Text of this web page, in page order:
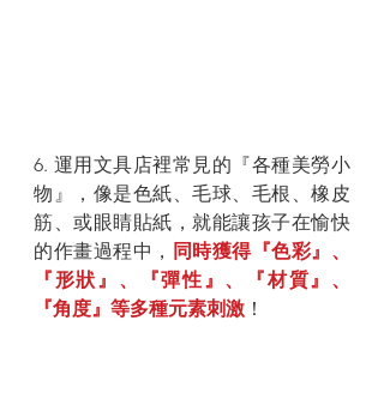
6. 運用文具店裡常見的『各種美勞小
物』，像是色紙、毛球、毛根、橡皮
筋、或眼睛貼紙，就能讓孩子在愉快
的作畫過程中， 同時獲得『色彩』、
『形狀』、『彈性』、『材質』、
『角度』等多種元素刺激 ！